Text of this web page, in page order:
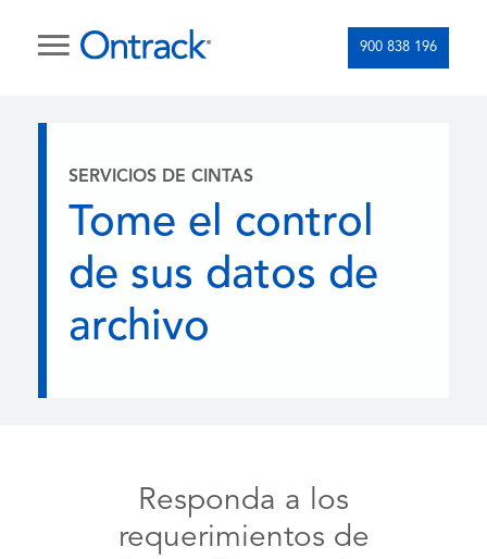
900 838 196
SERVICIOS DE CINTAS
Tome el control
de sus datos de
archivo
Responda a los
requerimientos de